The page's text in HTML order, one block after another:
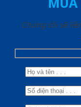
Chúng tôi sẽ